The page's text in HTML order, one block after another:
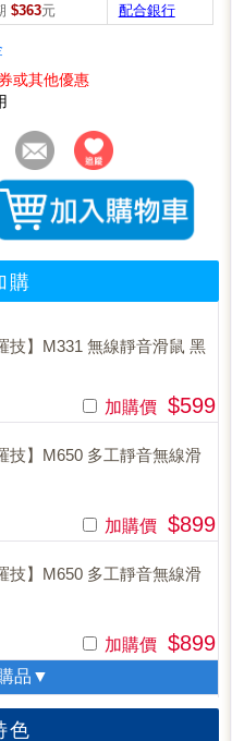
$363元 配合銀行
或其他優惠
購
技】M331 無線靜音滑鼠 黑
加購價 $599
技】M650 多工靜音無線滑
加購價 $899
技】M650 多工靜音無線滑
加購價 $899
品▼
色